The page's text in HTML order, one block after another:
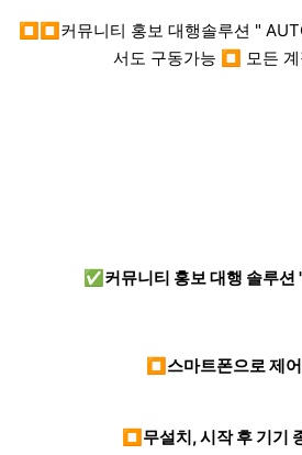
⏹⏹커뮤니티 홍보 대행솔루션 "
서도 구동가능 ⏹ 모든
✅커뮤니티 홍보 대행 솔루션
⏹스마트폰으로 제
⏹무설치, 시작 후 기기